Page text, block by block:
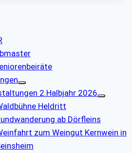
2.Halbjahr 2026
Heldritt
ab Dörfleins
zum Weingut Kernwein in